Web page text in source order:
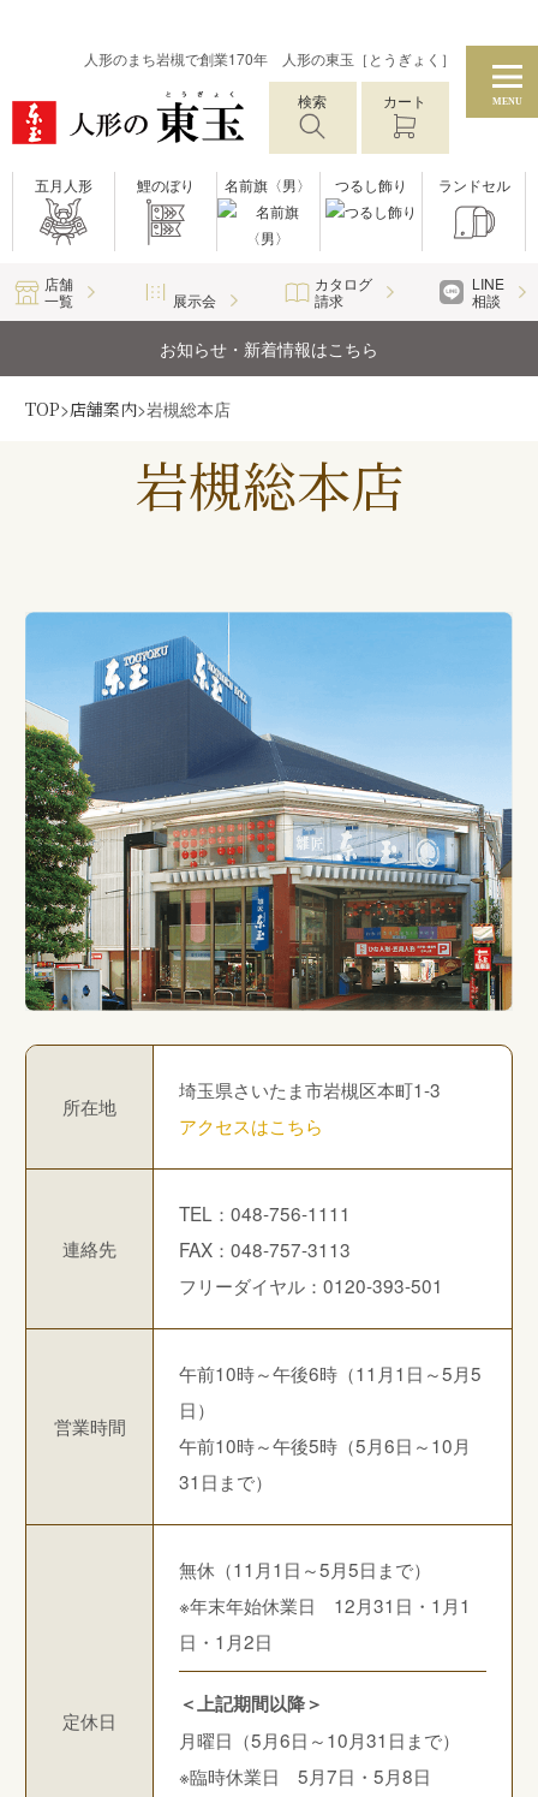
人形のまち岩槻で創業170年 人形の東玉［とうぎょく］
検索 カート MENU
五月人形 鯉のぼり 名前旗〈男〉 つるし飾り ランドセル
店舗
一覧
展示会
カタログ
請求
LINE
相談
お知らせ・新着情報はこちら
TOP>店舗案内>岩槻総本店
岩槻総本店
所在地
埼玉県さいたま市岩槻区本町1-3
アクセスはこちら
連絡先
TEL：048-756-1111
FAX：048-757-3113
フリーダイヤル：0120-393-501
営業時間
午前10時～午後6時（11月1日～5月5
日）
午前10時～午後5時（5月6日～10月
31日まで）
定休日
無休（11月1日～5月5日まで）
※年末年始休業日 12月31日・1月1
日・1月2日
＜上記期間以降＞
月曜日（5月6日～10月31日まで）
※臨時休業日 5月7日・5月8日